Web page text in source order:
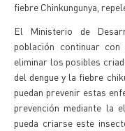
fiebre Chinkungunya,
El Ministerio de
población continuar
eliminar los posibles
del dengue y la fiebre
puedan prevenir estas
prevención mediante la
pueda criarse este